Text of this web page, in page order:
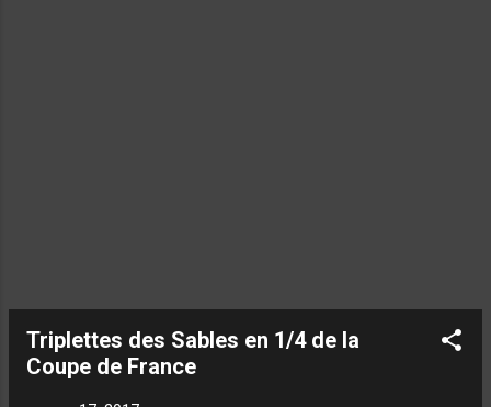
Triplettes des Sables en 1/4 de la
Coupe de France